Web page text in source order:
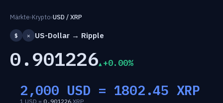
Märkte›Krypto›USD / XRP
$ ✕ US-Dollar → Ripple
0.901226 +0.00%
2,000 USD = 1802.45 XRP
1 USD = 0.901226 XRP